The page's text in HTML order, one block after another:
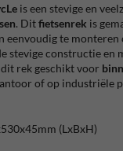
is een stevige en
. Ditfietsenrek is
eenvoudig te
stevige constructie en
rek geschikt voor
of op industriële
(LxBxH)